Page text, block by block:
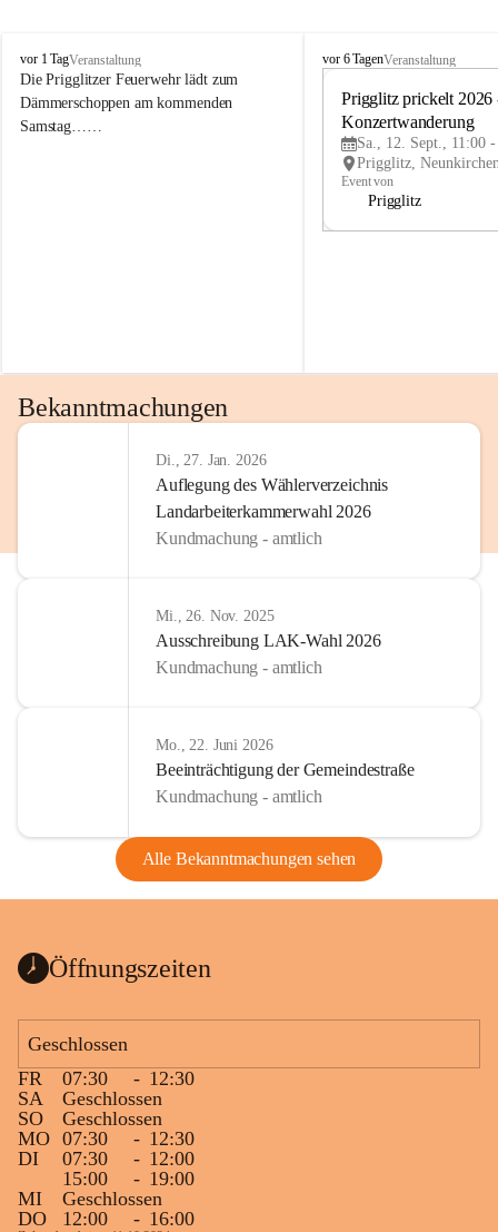
P
r
i
g
vor 1 TagVeranstaltung
Die Prigglitzer Feuerwehr lädt zum
Dämmerschoppen am kommenden
Samstag……
P
vor 6 TagenVeranstaltung
Prigglitz prickelt 2026
Konzertwanderung
Sa., 12. Sept., 11:00
Event von
Prigglitz
Bekanntmachungen
Di., 27. Jan. 2026
Auflegung des Wählerverzeichnis
Landarbeiterkammerwahl 2026
Kundmachung - amtlich
Mi., 26. Nov. 2025
Ausschreibung LAK-Wahl 2026
Kundmachung - amtlich
Mo., 22. Juni 2026
Beeinträchtigung der Gemeindestraße
Kundmachung - amtlich
Alle Bekanntmachungen sehen
Öffnungszeiten
Geschlossen
FR
07:30 - 12:30
SA
Geschlossen
SO
Geschlossen
MO 07:30 - 12:30
DI
07:30 - 12:00
15:00
- 19:00
MI
Geschlossen
DO
12:00 - 16:00